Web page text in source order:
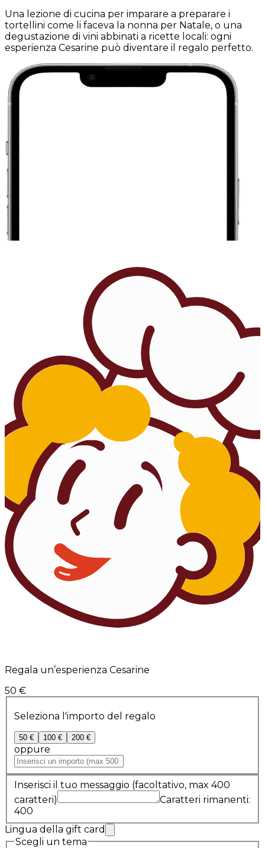
Una lezione di cucina per imparare a preparare i
tortellini come li faceva la nonna per Natale, o una
degustazione di vini abbinati a ricette locali: ogni
esperienza Cesarine può diventare il regalo perfetto.
Regala un’esperienza Cesarine
50 €
Seleziona l'importo del regalo
50 € 100 € 200 €
oppure
Inserisci il tuo messaggio (facoltativo, max 400
caratteri)
Caratteri rimanenti:
400
Lingua della gift card
Scegli un tema